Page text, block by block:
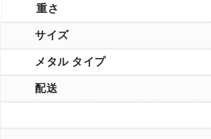
重さ
サイズ
メタル タイプ
配送